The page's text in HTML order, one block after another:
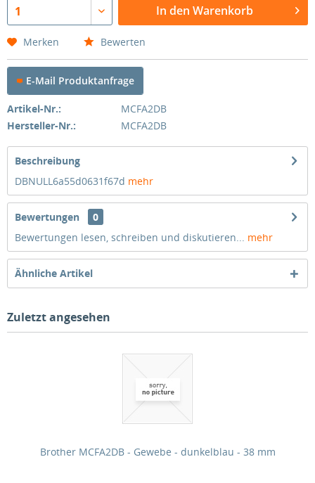
1 In den Warenkorb
Merken Bewerten
E-Mail Produktanfrage
Artikel-Nr.:
MCFA2DB
Hersteller-Nr.:
MCFA2DB
Beschreibung
DBNULL6a55d0631f67d mehr
Bewertungen
0
Bewertungen lesen, schreiben und diskutieren... mehr
Ähnliche Artikel
Zuletzt angesehen
Brother MCFA2DB - Gewebe - dunkelblau - 38 mm